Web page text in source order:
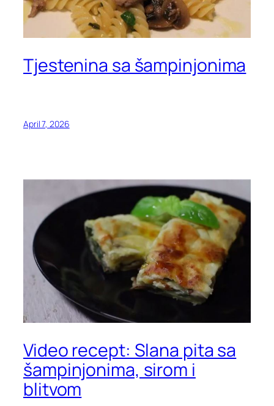
Tjestenina sa šampinjonima
April 7, 2026
Video recept: Slana pita sa
šampinjonima, sirom i
blitvom